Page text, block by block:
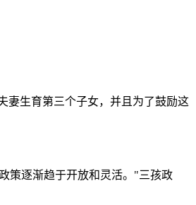
生育第三个子女，并且为了鼓励这
策逐渐趋于开放和灵活。"三孩政